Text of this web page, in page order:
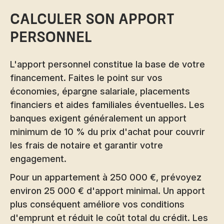
Calculer son apport
personnel
L'apport personnel constitue la base de votre
financement. Faites le point sur vos
économies, épargne salariale, placements
financiers et aides familiales éventuelles. Les
banques exigent généralement un apport
minimum de 10 % du prix d'achat pour couvrir
les frais de notaire et garantir votre
engagement.
Pour un appartement à 250 000 €, prévoyez
environ 25 000 € d'apport minimal. Un apport
plus conséquent améliore vos conditions
d'emprunt et réduit le coût total du crédit. Les